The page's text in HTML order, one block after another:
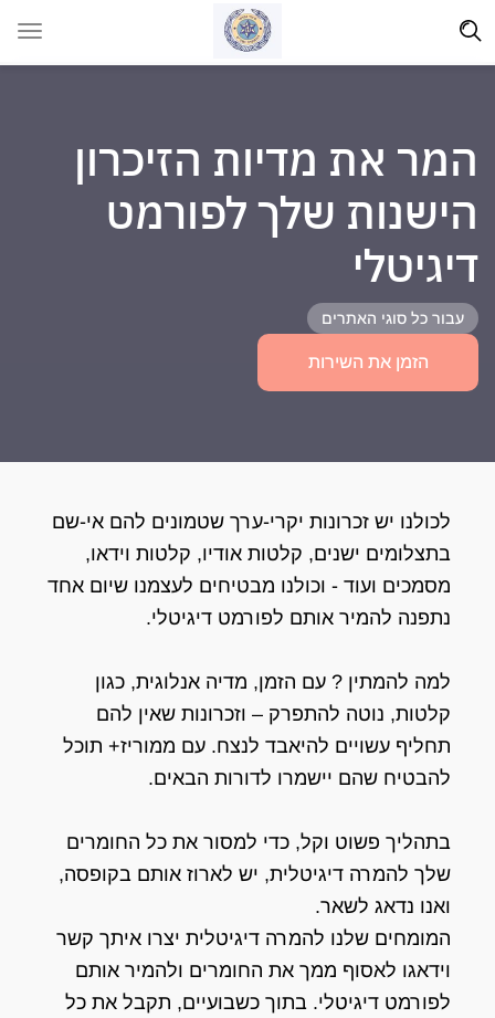
המר את מדיות הזיכרון
הישנות שלך לפורמט
דיגיטלי
עבור כל סוגי האתרים
הזמן את השירות
לכולנו יש זכרונות יקרי-ערך שטמונים להם אי-שם
בתצלומים ישנים, קלטות אודיו, קלטות וידאו,
מסמכים ועוד - וכולנו מבטיחים לעצמנו שיום אחד
נתפנה להמיר אותם לפורמט דיגיטלי.
למה להמתין ? עם הזמן, מדיה אנלוגית, כגון
קלטות, נוטה להתפרק – וזכרונות שאין להם
תחליף עשויים להיאבד לנצח. עם ממוריז+ תוכל
להבטיח שהם יישמרו לדורות הבאים.
בתהליך פשוט וקל, כדי למסור את כל החומרים
שלך להמרה דיגיטלית, יש לארוז אותם בקופסה,
ואנו נדאג לשאר.
המומחים שלנו להמרה דיגיטלית יצרו איתך קשר
וידאגו לאסוף ממך את החומרים ולהמיר אותם
לפורמט דיגיטלי. בתוך כשבועיים, תקבל את כל